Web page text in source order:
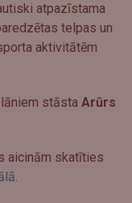
atpazīstama
telpas un
aktivitātēm
stāsta Arūrs
aicinām skatīties
.